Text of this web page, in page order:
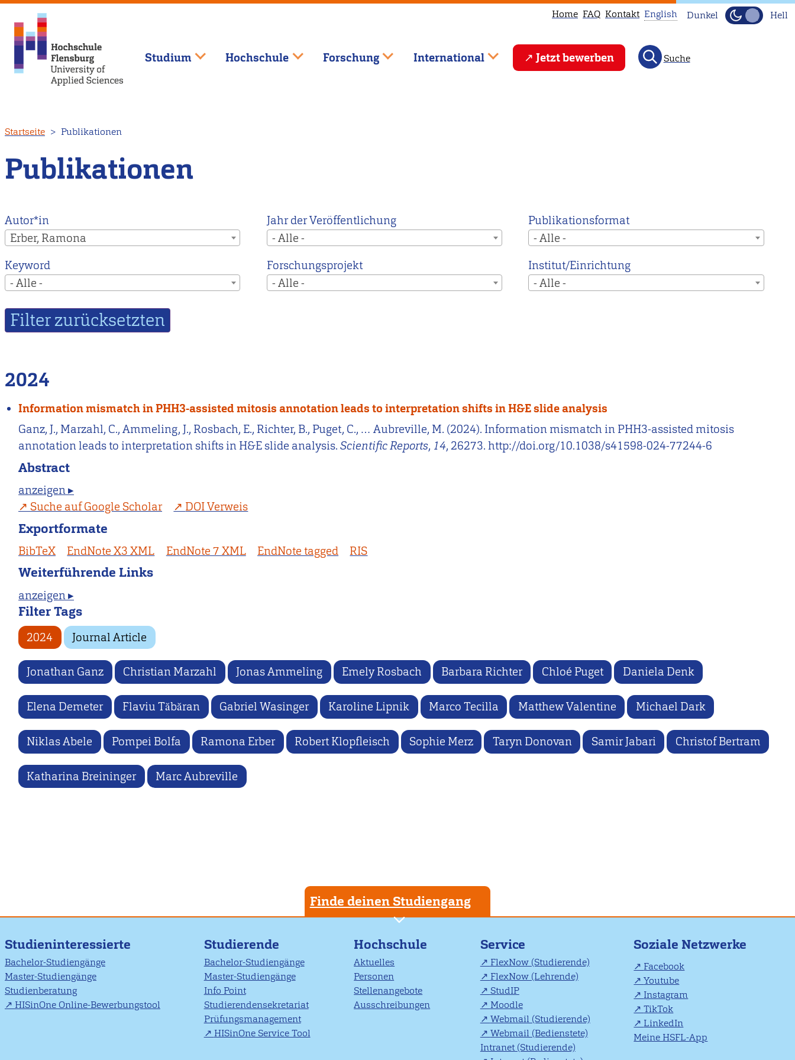
zum
Inhalt
Home FAQ Kontakt
This
page
main
page
English Dunkel Hell
Studium Hochschule Forschung International Jetzt bewerben Suche
Startseite Publikationen
Publikationen
Autor*in
Erber, Ramona
Jahr der Veröffentlichung
- Alle -
Publikationsformat
- Alle -
Keyword
- Alle -
Forschungsprojekt
- Alle -
Institut/Einrichtung
- Alle -
2024
Information mismatch in PHH3-assisted mitosis annotation leads to interpretation shifts in H&E slide analysis
Ganz, J., Marzahl, C., Ammeling, J., Rosbach, E., Richter, B., Puget, C., … Aubreville, M. (2024). Information mismatch in PHH3-assisted mitosis
annotation leads to interpretation shifts in H&E slide analysis.Scientific Reports, 14, 26273. http://doi.org/10.1038/s41598-024-77244-6
Abstract
anzeigen ▸
Suche auf Google Scholar
DOI Verweis
Exportformate
BibTeX EndNote X3 XML EndNote 7 XML EndNote tagged RIS
Weiterführende Links
anzeigen ▸
Filter Tags
2024 Journal Article
Jonathan Ganz Christian Marzahl Jonas Ammeling Emely Rosbach Barbara Richter Chloé Puget Daniela Denk
Elena Demeter Flaviu Tăbăran Gabriel Wasinger Karoline Lipnik Marco Tecilla Matthew Valentine Michael Dark
Niklas Abele Pompei Bolfa Ramona Erber Robert Klopfleisch Sophie Merz Taryn Donovan Samir Jabari Christof Bertram
Katharina Breininger Marc Aubreville
Finde deinen Studiengang
Studieninteressierte
Bachelor-Studiengänge
Master-Studiengänge
Studienberatung
HISinOne Online-Bewerbungstool
Studierende
Bachelor-Studiengänge
Master-Studiengänge
Info Point
Studierendensekretariat
Prüfungsmanagement
HISinOne Service Tool
Hochschule
Aktuelles
Personen
Stellenangebote
Ausschreibungen
Service
FlexNow (Studierende)
FlexNow (Lehrende)
StudIP
Moodle
Webmail (Studierende)
Webmail (Bedienstete)
Intranet (Studierende)
Soziale Netzwerke
Facebook
Youtube
Instagram
TikTok
LinkedIn
Meine HSFL-App